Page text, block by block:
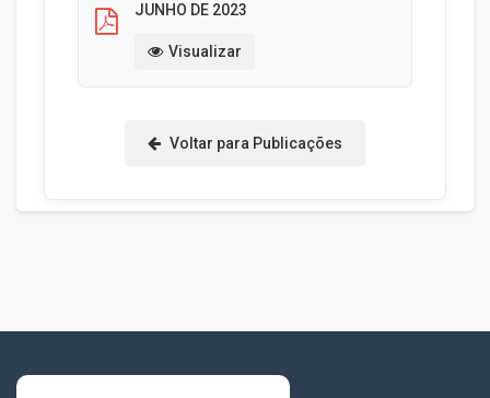
JUNHO DE 2023
Visualizar
Voltar para Publicações